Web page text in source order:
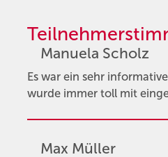
Manuela Scholz
Es war ein sehr
wurde immer toll mit
Max Müller